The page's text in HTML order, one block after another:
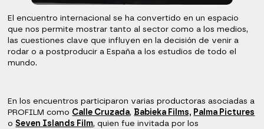
El encuentro internacional se ha convertido en un espacio
que nos permite mostrar tanto al sector como a los medios,
las cuestiones clave que influyen en la decisión de venir a
rodar o a postproducir a España a los estudios de todo el
mundo.
En los encuentros participaron varias productoras asociadas a
PROFILM como Calle Cruzada, Babieka Films, Palma Pictures
oSeven Islands Film, quien fue invitada por los